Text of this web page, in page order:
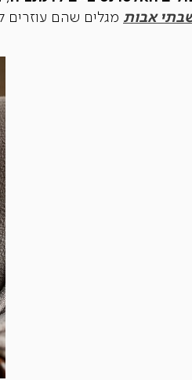
אבות מגלים שהם עוזרים